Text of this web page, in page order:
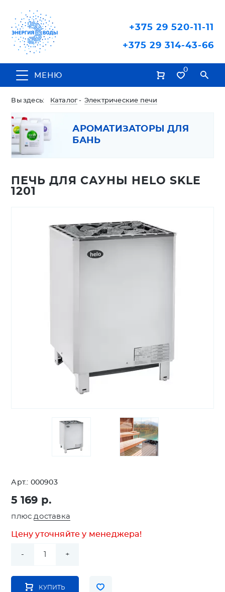
+375 29 520-11-11
+375 29 314-43-66
МЕНЮ
0
Вы здесь: Каталог - Электрические печи
АРОМАТИЗАТОРЫ ДЛЯ
БАНЬ
ПЕЧЬ ДЛЯ САУНЫ HELO SKLE
1201
Арт.: 000903
5 169 р.
плюсдоставка
Цену уточняйте у менеджера!